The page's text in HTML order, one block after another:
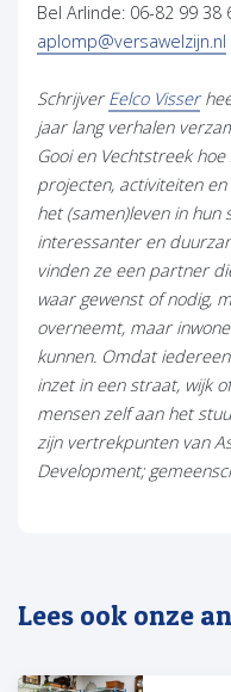
Bel Arlinde: 06-82 99 38
aplomp@versawelzijn.nl
Schrijver Eelco Visser
jaar lang verhalen
Gooi en Vechtstreek
projecten, activiteiten
het (samen)leven in
interessanter en
vinden ze een partner
waar gewenst of nodig,
overneemt, maar
kunnen. Omdat
inzet in een straat, wijk
mensen zelf aan het
zijn vertrekpunten van
Development;
Lees ook onze